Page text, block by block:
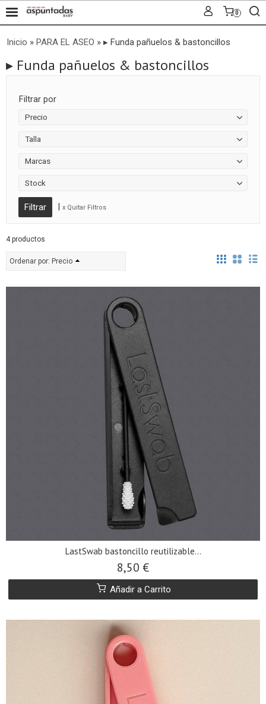
0
Inicio » PARA EL ASEO » ▸ Funda pañuelos & bastoncillos
▸ Funda pañuelos & bastoncillos
Filtrar por
Precio
Talla
Marcas
Stock
| x Quitar Filtros
4 productos
Ordenar por: Precio
LastSwab bastoncillo reutilizable...
8,50 €
Añadir a Carrito